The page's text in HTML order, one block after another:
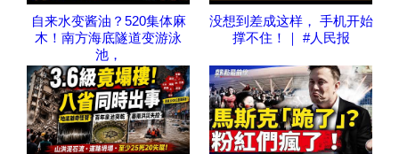
自来水变酱油？520集体麻
木！南方海底隧道变游泳
池，
没想到差成这样， 手机开始
撑不住！｜ #人民报